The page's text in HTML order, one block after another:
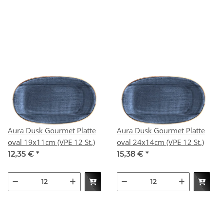
Aura Dusk Gourmet Platte
oval 19x11cm (VPE 12 St.)
12,35 € *
Aura Dusk Gourmet Platte
oval 24x14cm (VPE 12 St.)
15,38 € *